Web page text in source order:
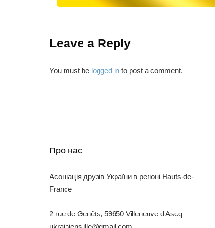
Leave a Reply
You must be logged in to post a comment.
Про нас
Асоціація друзів України в регіоні Hauts-de-
France
2 rue de Genêts, 59650 Villeneuve d’Ascq
ukrainienslille@gmail.com